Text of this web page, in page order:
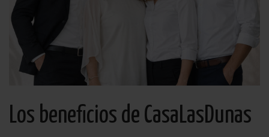
Los beneficios de CasaLasDunas